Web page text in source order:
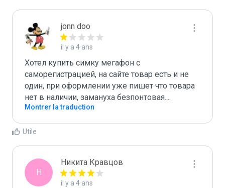
jonn doo
il y a 4 ans
Хотел купить симку мегафон с
саморегистрацией, на сайте товар есть и не
один, при оформлении уже пишет что товара
нет в наличии, замануха безпонтовая....
Montrer la traduction
Utile
Н
Никита Кравцов
il y a 4 ans